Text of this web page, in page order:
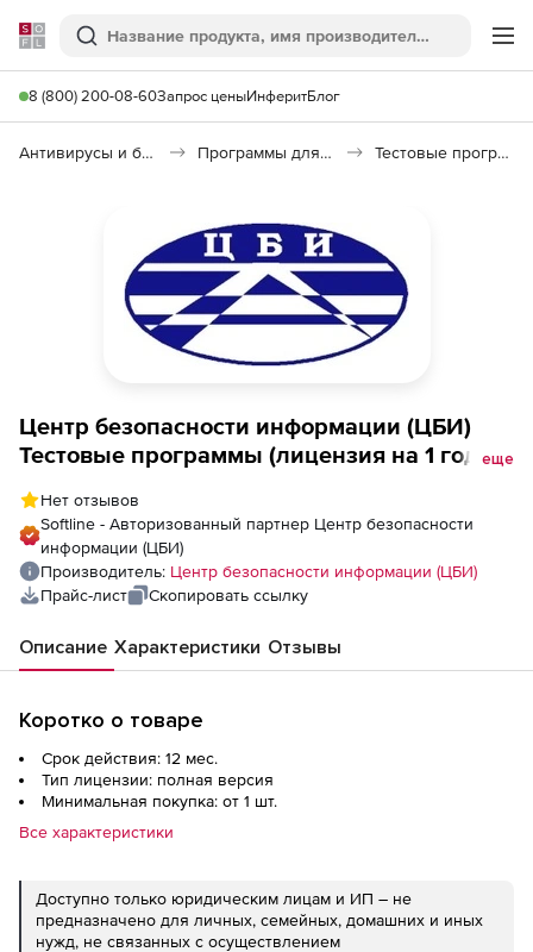
Softline
Поиск
8 (800) 200-08-60Запрос ценыИнферитБлог
Антивирусы и безопасность Программы для защиты информации Тестовые программы «Центра безопасности информации» (ЦБИ)
Центр безопасности информации (ЦБИ)
Тестовые программы (лицензия на 1 год),еще
Нет отзывов
Softline - Авторизованный партнер Центр безопасности
информации (ЦБИ)
Производитель: Центр безопасности информации (ЦБИ)
Прайс-лист
Скопировать ссылку
Описание Характеристики Отзывы
Коротко о товаре
Срок действия: 12 мес.
Тип лицензии: полная версия
Минимальная покупка: от 1 шт.
Все характеристики
Доступно только юридическим лицам и ИП – не
предназначено для личных, семейных, домашних и иных
нужд, не связанных с осуществлением